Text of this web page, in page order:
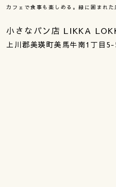
カフェで食事も楽しめる。緑に囲まれた
小さなパン店 LIKKA
上川郡美瑛町美馬牛南1丁目